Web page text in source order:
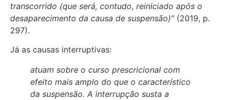
transcorrido (que será, contudo, reiniciado após o
desaparecimento da causa de suspensão)”(2019, p.
297).
Já as causas interruptivas:
atuam sobre o curso prescricional com
efeito mais amplo do que o característico
da suspensão. A interrupção susta a